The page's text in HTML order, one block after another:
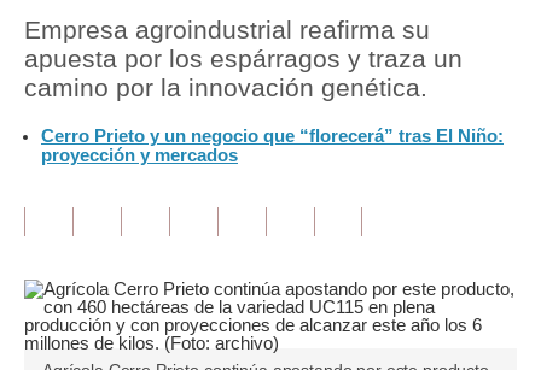
Política
Finanzas Personales
Inmobiliarias
Opinión
Editorial
Empresa agroindustrial reafirma su
apuesta por los espárragos y traza un
camino por la innovación genética.
Cerro Prieto y un negocio que “florecerá” tras El Niño:
proyección y mercados